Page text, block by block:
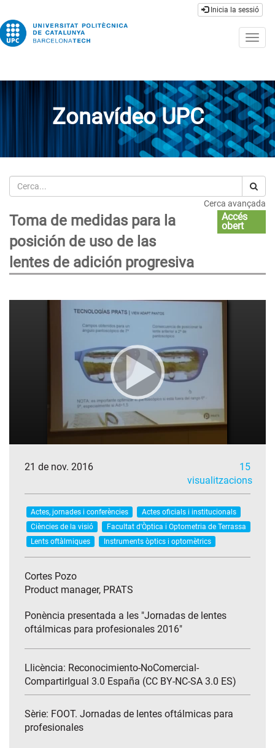
Inicia la sessió
Zonavídeo UPC
Cerca
Cerca avançada
Toma de medidas para la
posición de uso de las
lentes de adición progresiva
Accés
obert
21 de nov. 2016
15
visualitzacions
Actes, jornades i conferències
Actes oficials i institucionals
Ciències de la visió
Facultat d'Òptica i Optometria de Terrassa
Lents oftàlmiques
Instruments òptics i optomètrics
Cortes Pozo
Product manager, PRATS
Ponència presentada a les "Jornadas de lentes
oftálmicas para profesionales 2016"
Llicència: Reconocimiento-NoComercial-
CompartirIgual 3.0 España (CC BY-NC-SA 3.0 ES)
Sèrie: FOOT. Jornadas de lentes oftálmicas para
profesionales